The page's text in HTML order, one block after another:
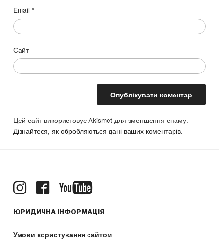
Email*
Сайт
Цей сайт використовує Akismet для зменшення спаму.
Дізнайтеся, як обробляються дані ваших коментарів.
ЮРИДИЧНА ІНФОРМАЦІЯ
Умови користування сайтом